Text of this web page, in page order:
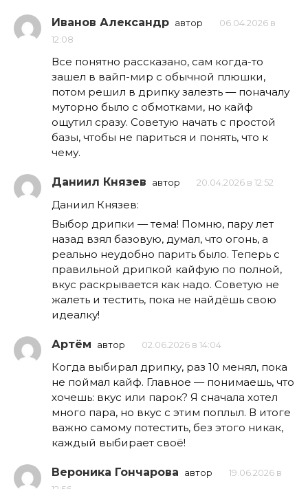
Иванов Александр автор
06.04.2026 в
12:08
Все понятно рассказано, сам когда-то
зашел в вайп-мир с обычной плюшки,
потом решил в дрипку залезть — поначалу
муторно было с обмотками, но кайф
ощутил сразу. Советую начать с простой
базы, чтобы не париться и понять, что к
чему.
Даниил Князев автор 20.04.2026 в 12:52
Даниил Князев:
Выбор дрипки — тема! Помню, пару лет
назад взял базовую, думал, что огонь, а
реально неудобно парить было. Теперь с
правильной дрипкой кайфую по полной,
вкус раскрывается как надо. Советую не
жалеть и тестить, пока не найдёшь свою
идеалку!
Артём автор 02.06.2026 в 14:04
Когда выбирал дрипку, раз 10 менял, пока
не поймал кайф. Главное — понимаешь, что
хочешь: вкус или парок? Я сначала хотел
много пара, но вкус с этим поплыл. В итоге
важно самому потестить, без этого никак,
каждый выбирает своё!
Вероника Гончарова автор
19.06.2026 в